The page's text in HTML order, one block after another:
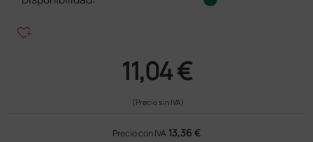
heart_plus
11,04 €
(Precio sin IVA)
Precio con IVA 13,36 €